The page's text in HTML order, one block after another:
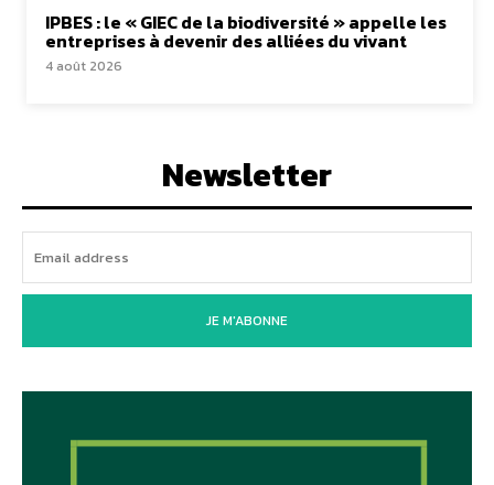
IPBES : le « GIEC de la biodiversité » appelle les
entreprises à devenir des alliées du vivant
4 août 2026
Newsletter
JE M'ABONNE